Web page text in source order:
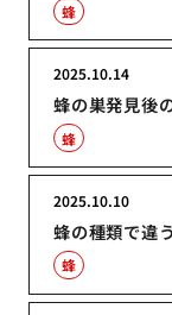
蜂
蜂の巣発見後
2025.10.14
蜂
蜂の種類で違
2025.10.10
蜂